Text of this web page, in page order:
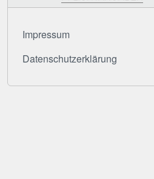
Impressum
Datenschutzerklärung